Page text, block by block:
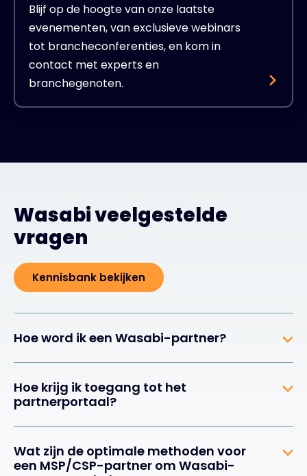
Blijf op de hoogte van onze laatste
evenementen, van exclusieve webinars
tot brancheconferenties, en kom in
contact met experts en
branchegenoten.
Wasabi veelgestelde
vragen
Kennisbank bekijken
Hoe word ik een Wasabi-partner?
Hoe krijg ik toegang tot het
partnerportaal?
Wat zijn de optimale methoden voor
een MSP/CSP-partner om Wasabi-